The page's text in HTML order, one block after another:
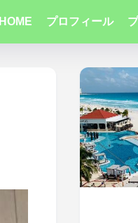
HOME プロフィール